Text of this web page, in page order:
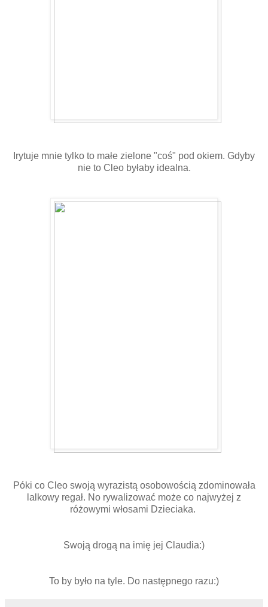
Irytuje mnie tylko to małe zielone "coś" pod okiem. Gdyby
nie to Cleo byłaby idealna.
Póki co Cleo swoją wyrazistą osobowością zdominowała
lalkowy regał. No rywalizować może co najwyżej z
różowymi włosami Dzieciaka.
Swoją drogą na imię jej Claudia:)
To by było na tyle. Do następnego razu:)